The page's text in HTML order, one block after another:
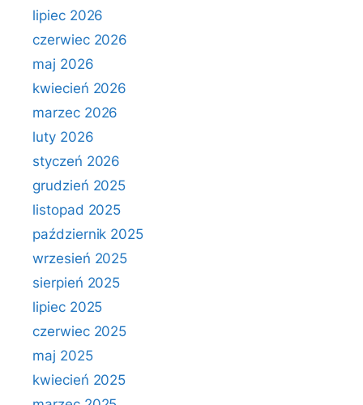
lipiec 2026
czerwiec 2026
maj 2026
kwiecień 2026
marzec 2026
luty 2026
styczeń 2026
grudzień 2025
listopad 2025
październik 2025
wrzesień 2025
sierpień 2025
lipiec 2025
czerwiec 2025
maj 2025
kwiecień 2025